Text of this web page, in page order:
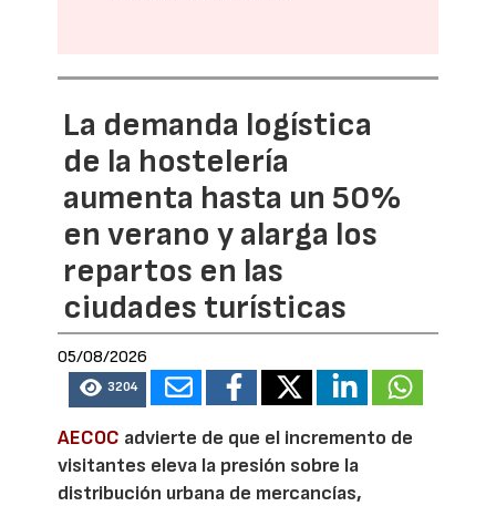
La demanda logística
de la hostelería
aumenta hasta un 50%
en verano y alarga los
repartos en las
ciudades turísticas
05/08/2026
3204
AECOC advierte de que el incremento de
visitantes eleva la presión sobre la
distribución urbana de mercancías,